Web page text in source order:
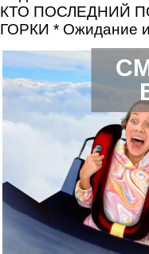
КТО ПОСЛЕДНИЙ
ГОРКИ * Ожидание